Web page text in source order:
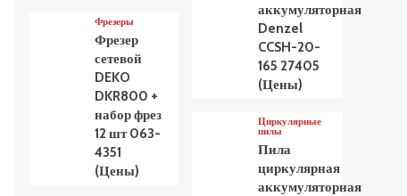
Фрезеры
Фрезер
сетевой
DEKO
DKR800 +
набор фрез
12 шт 063-
4351
(Цены)
аккумуляторная
Denzel
CCSH-20-
165 27405
(Цены)
Циркулярные
пилы
Пила
циркулярная
аккумуляторная